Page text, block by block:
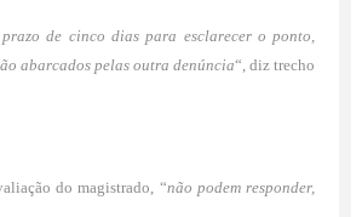
de cinco dias para esclarecer o ponto,
abarcados pelas outra denúncia“, diz trecho
do magistrado, “não podem responder,